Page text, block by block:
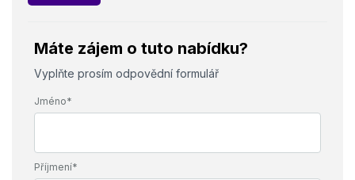
Havířov
Vybrané benefity
25 dní dovolené, dotované stravování, možnost kariérního
růstu, týdenní zálohy
zkušenost z výroby
Máte zájem o tuto nabídku?
Vyplňte prosím odpovědní formulář
Jméno*
Příjmení*